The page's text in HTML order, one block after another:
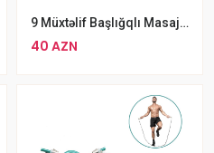
9 Müxtəlif Başlığqlı Masaj Aparatı Tapança
40 AZN